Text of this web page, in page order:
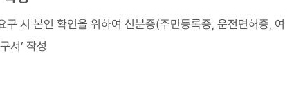
시 본인 확인을 위하여 신분증(주민등록증, 운전면허증,
서’ 작성